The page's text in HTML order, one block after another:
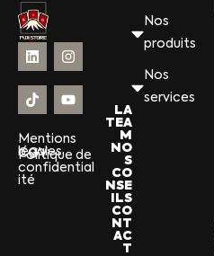
Mentions
légales
CGV
Politique de
confidential
ité
Nos
produits
Nos
services
LA
TEA
M
NO
S
CO
NSE
ILS
CO
NT
AC
T